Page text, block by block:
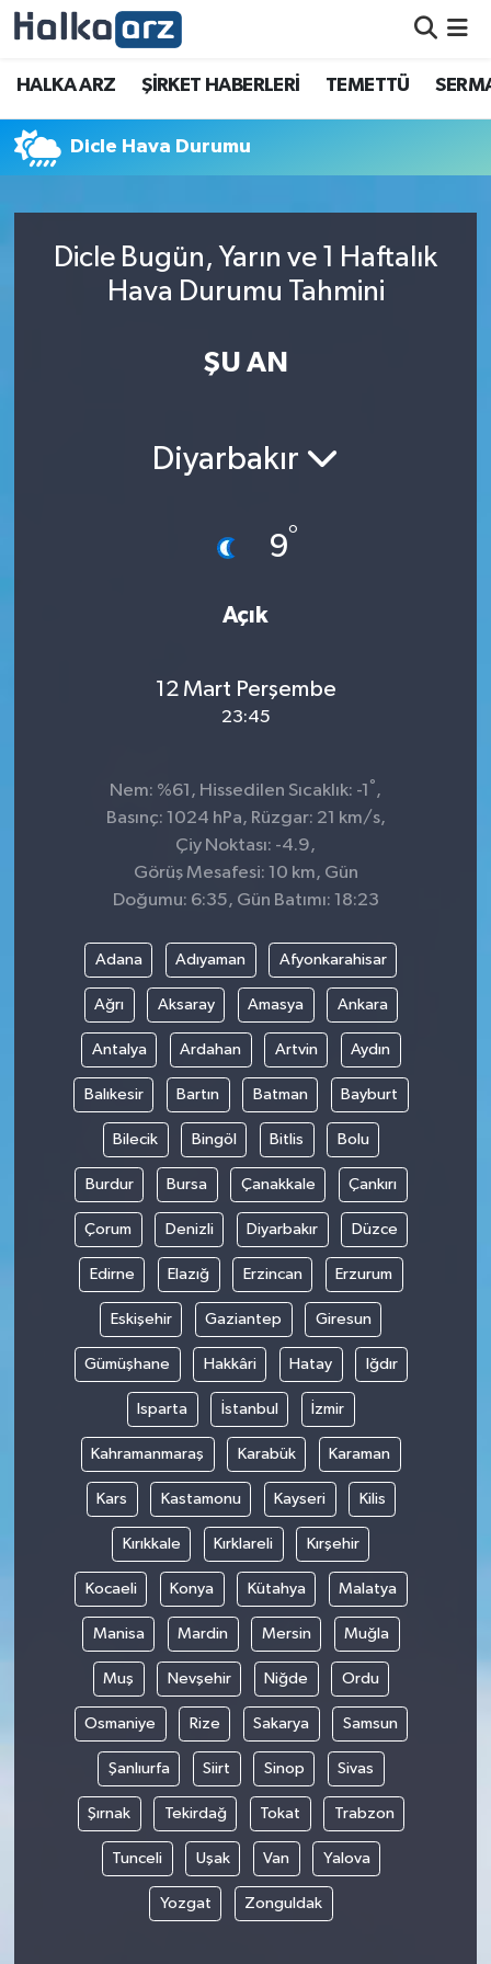
HALKA ARZ ŞİRKET HABERLERİ TEMETTÜ
Dicle Hava Durumu
Dicle Bugün, Yarın ve 1 Haftalık
Hava Durumu Tahmini
ŞU AN
Diyarbakır
9°
Açık
12 Mart Perşembe
23:45
Nem: %61, Hissedilen Sıcaklık: -1 °,
Basınç: 1024 hPa, Rüzgar: 21 km/s,
Çiy Noktası: -4.9,
Görüş Mesafesi: 10 km, Gün
Doğumu: 6:35, Gün Batımı: 18:23
Adana Adıyaman Afyonkarahisar
Ağrı Aksaray Amasya Ankara
Antalya Ardahan Artvin Aydın
Balıkesir Bartın Batman Bayburt
Bilecik Bingöl Bitlis Bolu
Burdur Bursa Çanakkale Çankırı
Çorum Denizli Diyarbakır Düzce
Edirne Elazığ Erzincan Erzurum
Eskişehir Gaziantep Giresun
Gümüşhane Hakkâri Hatay Iğdır
Isparta İstanbul İzmir
Kahramanmaraş Karabük Karaman
Kars Kastamonu Kayseri Kilis
Kırıkkale Kırklareli Kırşehir
Kocaeli Konya Kütahya Malatya
Manisa Mardin Mersin Muğla
Muş Nevşehir Niğde Ordu
Osmaniye Rize Sakarya Samsun
Şanlıurfa Siirt Sinop Sivas
Şırnak Tekirdağ Tokat Trabzon
Tunceli Uşak Van Yalova
Yozgat Zonguldak
HALKA ARZ
SERMAYE ARTIRIMI
TEMETTÜ
İletişim